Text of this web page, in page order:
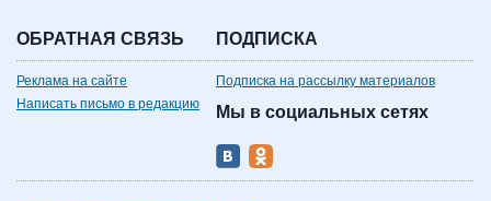
ОБРАТНАЯ СВЯЗЬ
Реклама на сайте
Написать письмо в редакцию
ПОДПИСКА
Подписка на рассылку материалов
Мы в социальных сетях